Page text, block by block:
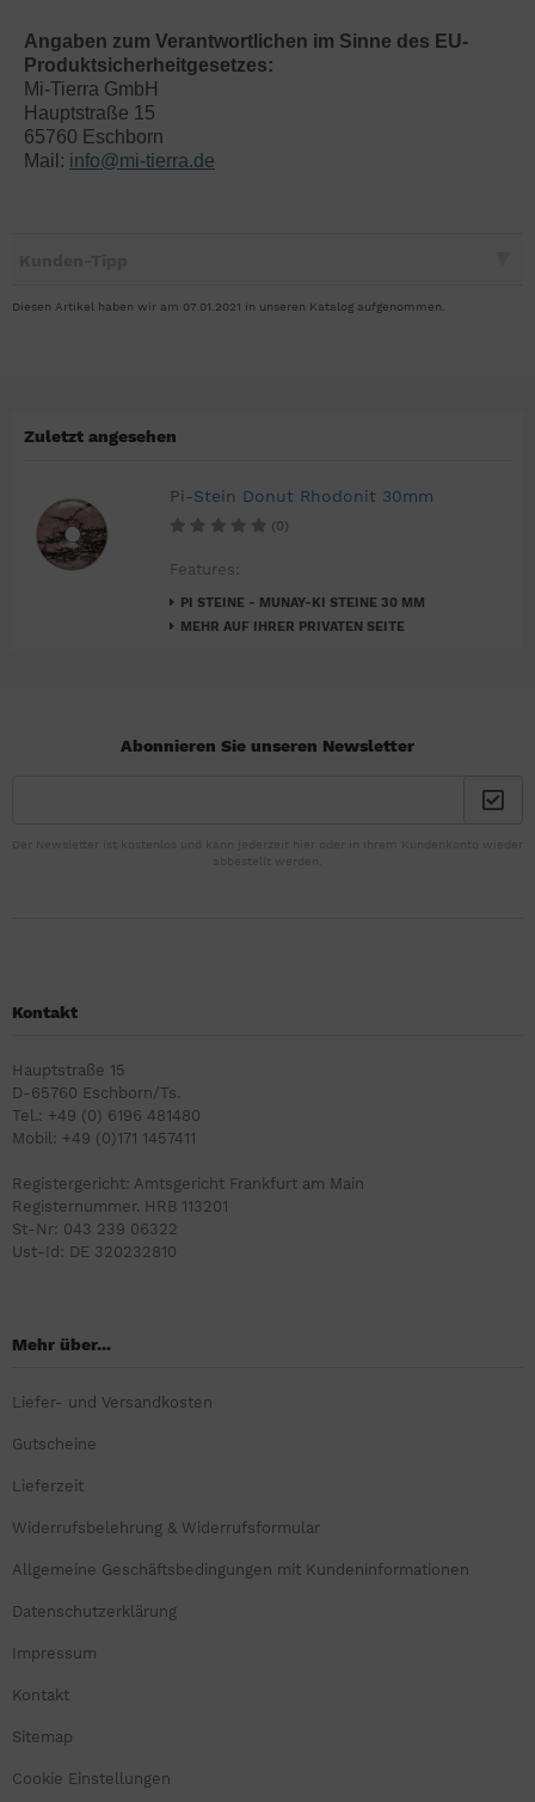
Angaben zum Verantwortlichen im Sinne des EU-
Produktsicherheitgesetzes:
Mi-Tierra GmbH
Hauptstraße 15
65760 Eschborn
Mail: info@mi-tierra.de
Diesen Artikel haben wir am 07.01.2021 in unseren Katalog aufgenommen.
Zuletzt angesehen
Pi-Stein Donut Rhodonit 30mm
(0)
Features:
PI STEINE - MUNAY-KI STEINE 30 MM
MEHR AUF IHRER PRIVATEN SEITE
Abonnieren Sie unseren Newsletter
Der Newsletter ist kostenlos und kann jederzeit hier oder in Ihrem Kundenkonto wieder
abbestellt werden.
Kontakt
Hauptstraße 15
D-65760 Eschborn/Ts.
Tel.: +49 (0) 6196 481480
Mobil: +49 (0)171 1457411
Registergericht: Amtsgericht Frankfurt am Main
Registernummer. HRB 113201
St-Nr: 043 239 06322
Ust-Id: DE 320232810
Mehr über...
Liefer- und Versandkosten
Gutscheine
Lieferzeit
Widerrufsbelehrung & Widerrufsformular
Allgemeine Geschäftsbedingungen mit Kundeninformationen
Datenschutzerklärung
Impressum
Kontakt
Sitemap
Cookie Einstellungen